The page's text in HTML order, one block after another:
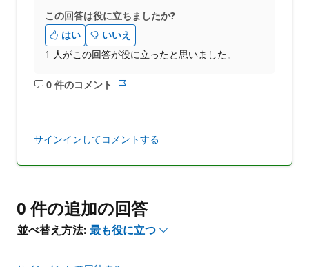
この回答は役に立ちましたか?
はい
いいえ
1 人がこの回答が役に立ったと思いました。
0 件のコメント
コ
ト
あ
せ
ん
ト
サインインしてコメントする
0 件の追加の回答
並べ替え方法: 最も役に立つ